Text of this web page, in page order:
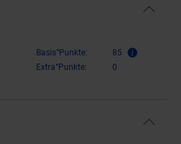
Basis°Punkte:
85
Extra°Punkte:
0